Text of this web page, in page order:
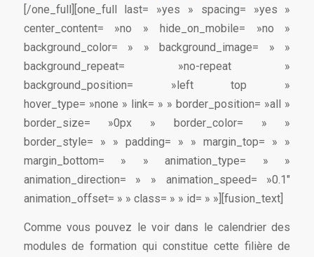
[/one_full][one_full last= »yes » spacing= »yes »
center_content= »no » hide_on_mobile= »no »
background_color= » » background_image= » »
background_repeat= »no-repeat »
background_position= »left top »
hover_type= »none » link= » » border_position= »all »
border_size= »0px » border_color= » »
border_style= » » padding= » » margin_top= » »
margin_bottom= » » animation_type= » »
animation_direction= » » animation_speed= »0.1″
animation_offset= » » class= » » id= » »][fusion_text]
Comme vous pouvez le voir dans le calendrier des
modules de formation qui constitue cette filière de